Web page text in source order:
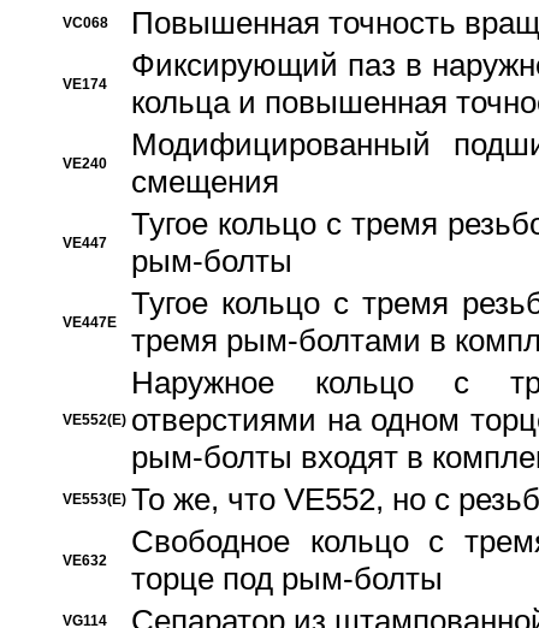
VC068 Повышенная точность
VE174
Фиксирующий паз в
кольца и повышенная
VE240
Модифицированный
смещения
VE447
Тугое кольцо с тремя
рым-болты
VE447E
Тугое кольцо с тремя
тремя рым-болтами в
VE552(E)
Наружное кольцо с
отверстиями на одном
рым-болты входят в
VE553(E) То же, что VE552, но с
VE632
Свободное кольцо с
торце под рым-болты
VG114 Сепаратор из